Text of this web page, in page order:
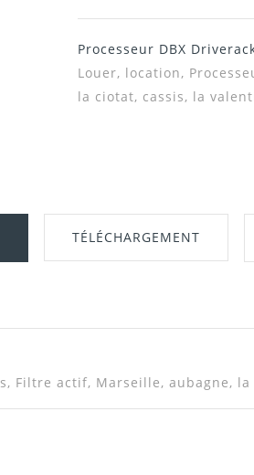
Processeur DBX
Louer, location,
la ciotat, cassis, la
TÉLÉCHARGEMENT
Filtre actif, Marseille, aubagne,